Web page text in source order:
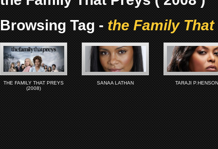
Browsing Tag -the Family That
THE FAMILY THAT PREYS
(2008)
SANAA LATHAN TARAJI